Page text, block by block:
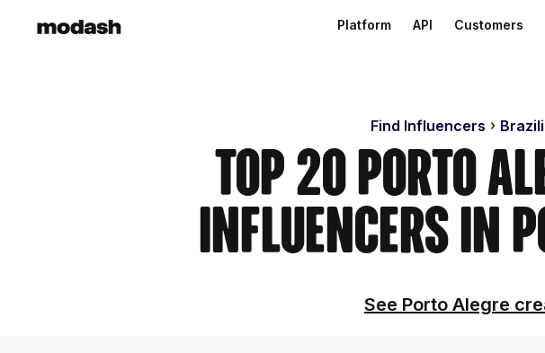
Platform API Customers
Find Influencers
Top 20 Porto
Influencers in
See Porto Alegre